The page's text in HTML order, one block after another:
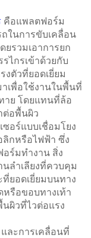
คือแพลตฟอร์ม
ในการขับเคลื่อน
รวมเอาการยก
ไกรเข้าด้วยกับ
ตัวที่ยอดเยี่ยม
เพื่อใช้งานในพื้นที่
าย โดยแทนที่ล้อ
ต่อพื้นผิว
อร์แบบเชื่อมโยง
ลิกหรือไฟฟ้า ซึ่ง
ร์มทำงาน สิ่ง
ลำเลียงที่ควบคุม
ยอดเยี่ยมบนทาง
รือขอบทางเท้า
ผิวที่ไวต่อแรง
ละการเคลื่อนที่